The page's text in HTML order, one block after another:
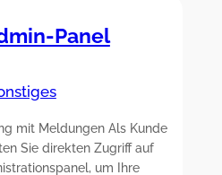
Panel
mit Meldungen Als Kunde
Sie direkten Zugriff auf
um Ihre